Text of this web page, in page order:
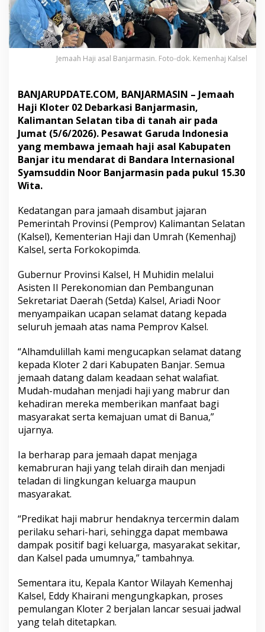
h
H
a
i
K
t
e
r
0
2
D
e
a
a
s
i
B
a
j
a
m
a
s
n
D
i
i
n
g
a
t
n
M
e
n
g
a
K
e
m
b
r
u
r
a
Jemaah Haji asal Banjarmasin. Foto-dok. Kemenhaj Kalsel
BANJARUPDATE.COM, BANJARMASIN – Jemaah
Haji Kloter 02 Debarkasi Banjarmasin,
Kalimantan Selatan tiba di tanah air pada
Jumat (5/6/2026). Pesawat Garuda Indonesia
yang membawa jemaah haji asal Kabupaten
Banjar itu mendarat di Bandara Internasional
Syamsuddin Noor Banjarmasin pada pukul 15.30
Wita.
Kedatangan para jamaah disambut jajaran
Pemerintah Provinsi (Pemprov) Kalimantan Selatan
(Kalsel), Kementerian Haji dan Umrah (Kemenhaj)
Kalsel, serta Forkokopimda.
Gubernur Provinsi Kalsel, H Muhidin melalui
Asisten II Perekonomian dan Pembangunan
Sekretariat Daerah (Setda) Kalsel, Ariadi Noor
menyampaikan ucapan selamat datang kepada
seluruh jemaah atas nama Pemprov Kalsel.
“Alhamdulillah kami mengucapkan selamat datang
kepada Kloter 2 dari Kabupaten Banjar. Semua
jemaah datang dalam keadaan sehat walafiat.
Mudah-mudahan menjadi haji yang mabrur dan
kehadiran mereka memberikan manfaat bagi
masyarakat serta kemajuan umat di Banua,”
ujarnya.
Ia berharap para jemaah dapat menjaga
kemabruran haji yang telah diraih dan menjadi
teladan di lingkungan keluarga maupun
masyarakat.
“Predikat haji mabrur hendaknya tercermin dalam
perilaku sehari-hari, sehingga dapat membawa
dampak positif bagi keluarga, masyarakat sekitar,
dan Kalsel pada umumnya,” tambahnya.
Sementara itu, Kepala Kantor Wilayah Kemenhaj
Kalsel, Eddy Khairani mengungkapkan, proses
pemulangan Kloter 2 berjalan lancar sesuai jadwal
yang telah ditetapkan.